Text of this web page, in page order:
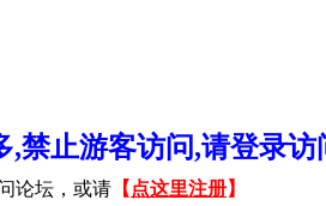
,禁止游客访问,请登录
论坛，或请 【 点这里注册】